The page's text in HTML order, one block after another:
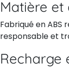
Matière
Fabriqué en ABS
responsable et
Recharge